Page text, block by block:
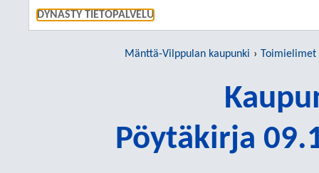
DYNASTY TIETOPALVELU
Mänttä-Vilppulan kaupunki Toimielimet
Pöytäkirja